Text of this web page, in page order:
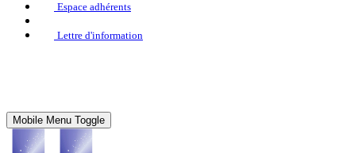
Espace adhérents
Lettre d'information
Mobile Menu Toggle